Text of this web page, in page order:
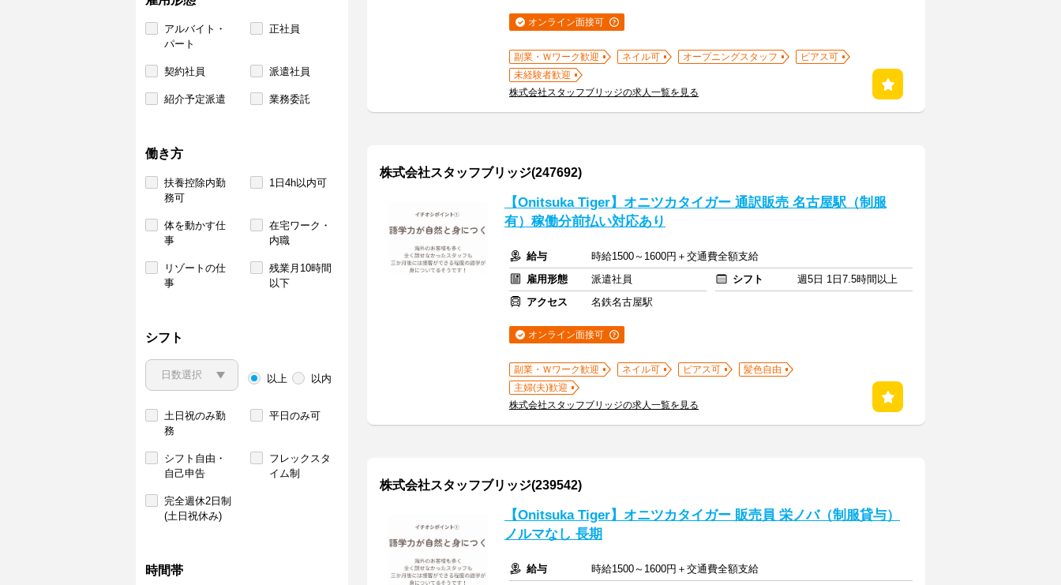
アルバイト・
パート
正社員
契約社員 派遣社員
紹介予定派遣 業務委託
働き方
扶養控除内勤
務可
1日4h以内可
体を動かす仕
事
在宅ワーク・
内職
リゾートの仕
事
残業月10時間
以下
シフト
以上 以内
土日祝のみ勤
務
平日のみ可
シフト自由・
自己申告
フレックスタ
イム制
完全週休2日制
(土日祝休み)
時間帯
オンライン面接可
副業・Ｗワーク歓迎 ネイル可 オープニングスタッフ
ピアス可
未経験者歓迎
株式会社スタッフブリッジの求人一覧を見る
株式会社スタッフブリッジ(247692)
【Onitsuka Tiger】オニツカタイガー 通訳販売 名古屋駅（制服
有）稼働分前払い対応あり
給与
時給1500～1600円＋交通費全額支給
雇用形態
派遣社員 シフト
週5日 1日7.5時間以上
アクセス
名鉄名古屋駅
オンライン面接可
副業・Ｗワーク歓迎 ネイル可 ピアス可
髪色自由
主婦(夫)歓迎
株式会社スタッフブリッジの求人一覧を見る
株式会社スタッフブリッジ(239542)
【Onitsuka Tiger】オニツカタイガー 販売員 栄ノバ（制服貸与）
ノルマなし 長期
給与
時給1500～1600円＋交通費全額支給